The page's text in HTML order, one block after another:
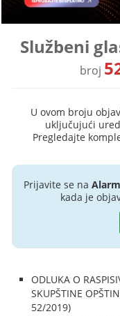
Službeni
broj
U ovom broju
uključujući
Pregledajte
Prijavite se na
kada je
ODLUKA O
SKUPŠTINE
52/2019)